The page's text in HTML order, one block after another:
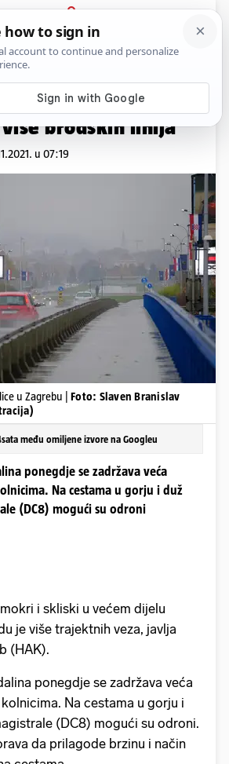
PRIJAVA
News Komentari
su mokri i skliski, u
brodskih linija
u 07:19
u Zagrebu | Foto: Slaven Branislav
među omiljene izvore na Googleu
ponegdje se zadržava veća
Na cestama u gorju i duž
(DC8) mogući su odroni
i skliski u većem dijelu
je više trajektnih veza, javlja
(HAK).
ponegdje se zadržava veća
Na cestama u gorju i
(DC8) mogući su odroni.
da prilagode brzinu i način